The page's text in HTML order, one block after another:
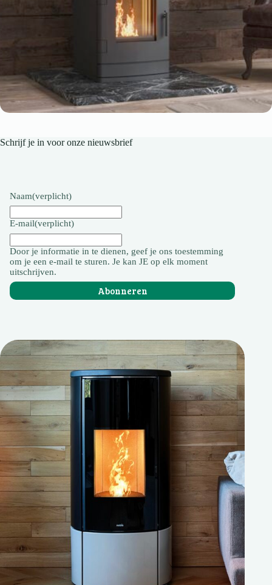
Schrijf je in voor onze nieuwsbrief
Naam(verplicht)
E-mail(verplicht)
Door je informatie in te dienen, geef je ons toestemming
om je een e-mail te sturen. Je kan JE op elk moment
uitschrijven.
Abonneren